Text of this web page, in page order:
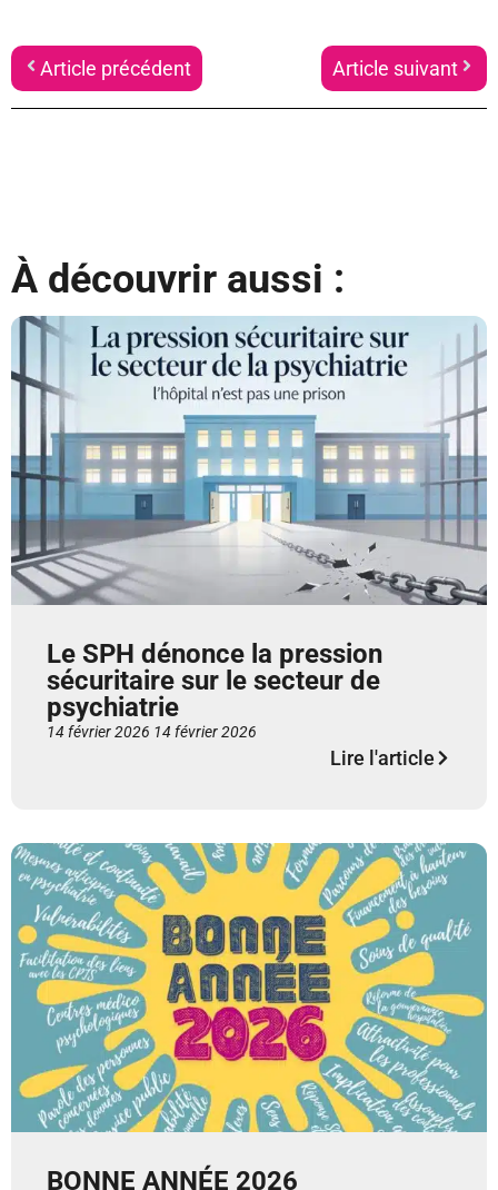
Article précédent Article suivant
À découvrir aussi :
Le SPH dénonce la pression
sécuritaire sur le secteur de
psychiatrie
14 février 2026 14 février 2026
Lire l'article
BONNE ANNÉE 2026